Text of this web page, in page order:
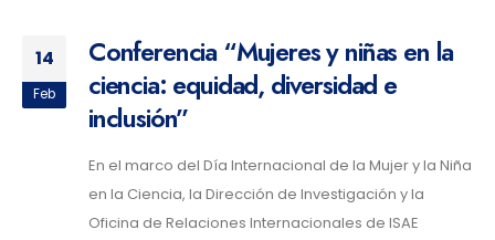
14
Feb
Conferencia “Mujeres y niñas en la
ciencia: equidad, diversidad e
inclusión”
En el marco del Día Internacional de la Mujer y la Niña
en la Ciencia, la Dirección de Investigación y la
Oficina de Relaciones Internacionales de ISAE